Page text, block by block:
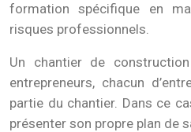
formation spécifique en
risques professionnels.
Un chantier de
entrepreneurs, chacun
partie du chantier. Dans ce
présenter son propre plan de